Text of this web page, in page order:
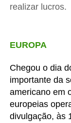
realizar lucros.
EUROPA
Chegou o dia
importante da
americano em
europeias
divulgação, às